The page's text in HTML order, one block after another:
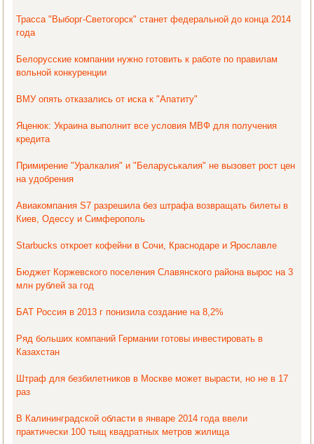
Трасса "Выборг-Светогорск" станет федеральной до конца 2014
года
Белорусские компании нужно готовить к работе по правилам
вольной конкуренции
ВМУ опять отказались от иска к "Апатиту"
Яценюк: Украина выполнит все условия МВФ для получения
кредита
Примирение "Уралкалия" и "Беларуськалия" не вызовет рост цен
на удобрения
Авиакомпания S7 разрешила без штрафа возвращать билеты в
Киев, Одессу и Симферополь
Starbucks откроет кофейни в Сочи, Краснодаре и Ярославле
Бюджет Коржевского поселения Славянского района вырос на 3
млн рублей за год
БAT Россия в 2013 г понизила создание на 8,2%
Ряд больших компаний Германии готовы инвестировать в
Казахстан
Штраф для безбилетников в Москве может вырасти, но не в 17
раз
В Калининградской области в январе 2014 года ввели
практически 100 тыщ квадратных метров жилища